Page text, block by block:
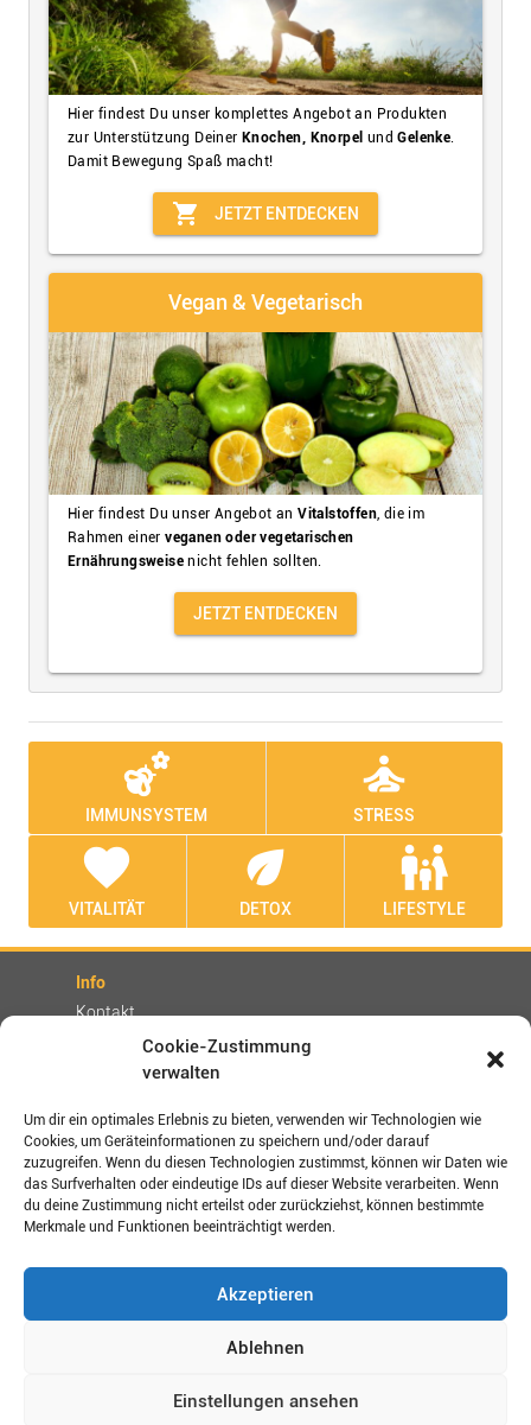
Cookie-Zustimmung
verwalten
Um dir ein optimales Erlebnis zu bieten, verwenden wir Technologien wie
Cookies, um Geräteinformationen zu speichern und/oder darauf
zuzugreifen. Wenn du diesen Technologien zustimmst, können wir Daten wie
das Surfverhalten oder eindeutige IDs auf dieser Website verarbeiten. Wenn
du deine Zustimmung nicht erteilst oder zurückziehst, können bestimmte
Merkmale und Funktionen beeinträchtigt werden.
Akzeptieren
Ablehnen
Einstellungen ansehen
Hier findest Du unser komplettes Angebot an Produkten
zur Unterstützung Deiner Knochen, Knorpel undGelenke
Damit Bewegung Spaß macht!
shopping_cart JETZT ENTDECKEN
Vegan & Vegetarisch
Hier findest Du unser Angebot anVitalstoffen, die im
Rahmen einerveganen oder vegetarischen
Ernährungsweise nicht fehlen sollten.
JETZT ENTDECKEN
emoji_nature
IMMUNSYSTEM
self_improvement
STRESS
favorite
VITALITÄT
eco
DETOX
family_restroom
LIFESTYLE
Info
Kontakt
Rechtliches
Impressum
AGBs
Datenschutz / Disclaimer
Versand- und Zahlungsbedingungen